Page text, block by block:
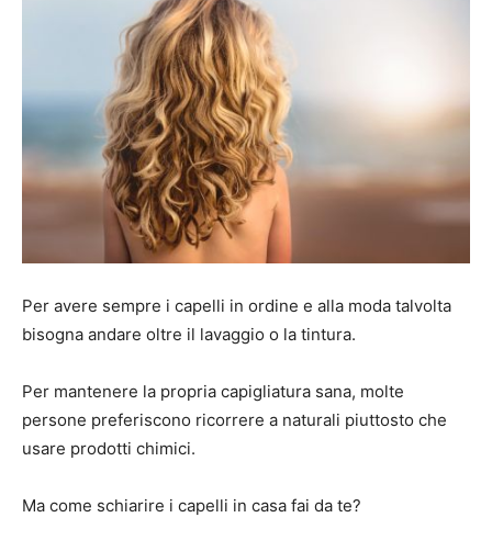
Per avere sempre i capelli in ordine e alla moda talvolta
bisogna andare oltre il lavaggio o la tintura.
Per mantenere la propria capigliatura sana, molte
persone preferiscono ricorrere a naturali piuttosto che
usare prodotti chimici.
Ma come schiarire i capelli in casa fai da te?